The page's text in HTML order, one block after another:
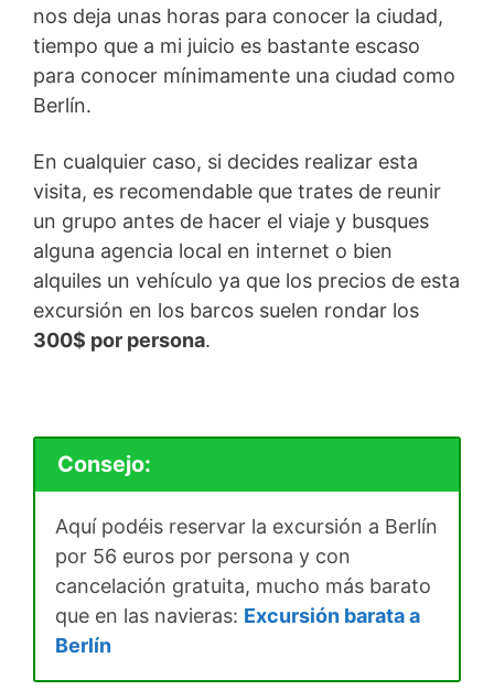
nos deja unas horas para conocer la ciudad,
tiempo que a mi juicio es bastante escaso
para conocer mínimamente una ciudad como
Berlín.
En cualquier caso, si decides realizar esta
visita, es recomendable que trates de reunir
un grupo antes de hacer el viaje y busques
alguna agencia local en internet o bien
alquiles un vehículo ya que los precios de esta
excursión en los barcos suelen rondar los
300$ por persona.
Consejo:
Aquí podéis reservar la excursión a Berlín
por 56 euros por persona y con
cancelación gratuita, mucho más barato
que en las navieras: Excursión barata a
Berlín